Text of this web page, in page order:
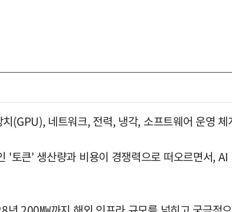
(GPU), 네트워크, 전력, 냉각, 소프트웨어 운영
'토큰' 생산량과 비용이 경쟁력으로 떠오르면서,